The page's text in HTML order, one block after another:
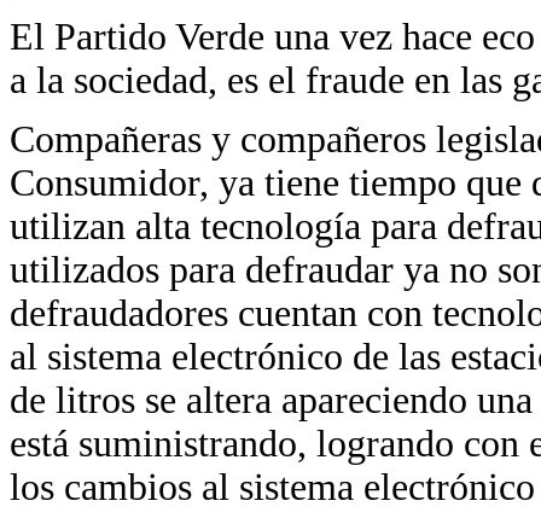
El Partido Verde una vez hace
a la sociedad, es el fraude en las
Compañeras y compañeros
Consumidor, ya tiene tiempo que
utilizan alta tecnología para
utilizados para defraudar ya no
defraudadores cuentan con
al sistema electrónico de las
de litros se altera apareciendo
está suministrando, logrando con
los cambios al sistema